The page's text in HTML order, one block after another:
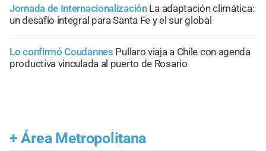
Jornada de Internacionalización La adaptación climática:
un desafío integral para Santa Fe y el sur global
Lo confirmó Coudannes Pullaro viaja a Chile con agenda
productiva vinculada al puerto de Rosario
+ Área Metropolitana